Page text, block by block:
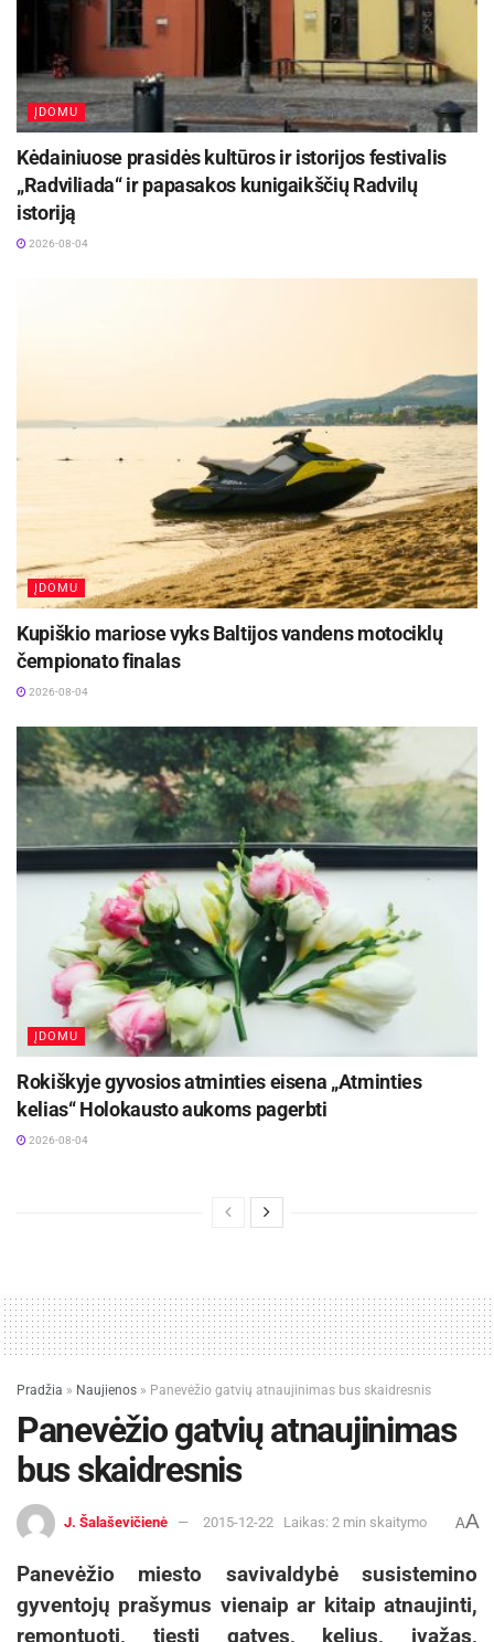
ĮDOMU
Kėdainiuose prasidės kultūros ir istorijos festivalis
„Radviliada“ ir papasakos kunigaikščių Radvilų
istoriją
2026-08-04
ĮDOMU
Kupiškio mariose vyks Baltijos vandens motociklų
čempionato finalas
2026-08-04
ĮDOMU
Rokiškyje gyvosios atminties eisena „Atminties
kelias“ Holokausto aukoms pagerbti
2026-08-04
Pradžia » Naujienos » Panevėžio gatvių atnaujinimas bus skaidresnis
Panevėžio gatvių atnaujinimas
bus skaidresnis
J. Šalaševičienė 2015-12-22 Laikas: 2 min skaitymo AA
Panevėžio miesto savivaldybė susistemino
gyventojų prašymus vienaip ar kitaip atnaujinti,
remontuoti, tiesti gatves, kelius, įvažas,